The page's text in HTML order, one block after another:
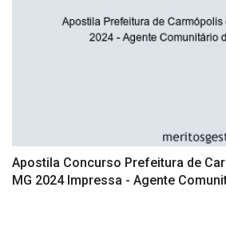
Apostila Concurso Prefeitura de
MG 2024 Impressa - Agente